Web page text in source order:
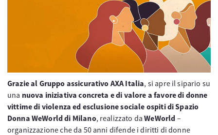
Grazie al Gruppo assicurativo AXA Italia, si apre il sipario su
una nuova iniziativa concreta e di valore a favore di donne
vittime di violenza ed esclusione sociale ospiti di Spazio
Donna WeWorld di Milano, realizzato daWeWorld –
organizzazione che da 50 anni difende i diritti di donne